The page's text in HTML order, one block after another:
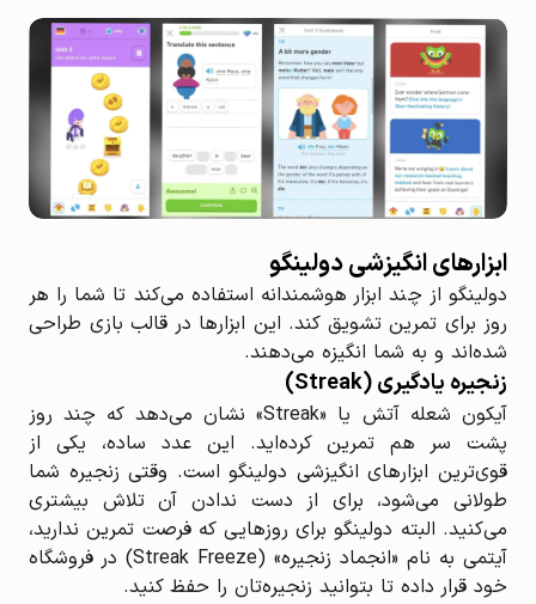
ابزارهای انگیزشی دولینگو
دولینگو از چند ابزار هوشمندانه استفاده می‌کند تا شما را هر
روز برای تمرین تشویق کند. این ابزارها در قالب بازی طراحی
شده‌اند و به شما انگیزه می‌دهند.
زنجیره یادگیری (Streak)
آیکون شعله آتش یا «Streak» نشان می‌دهد که چند روز
پشت سر هم تمرین کرده‌اید. این عدد ساده، یکی از
قوی‌ترین ابزارهای انگیزشی دولینگو است. وقتی زنجیره شما
طولانی می‌شود، برای از دست ندادن آن تلاش بیشتری
می‌کنید. البته دولینگو برای روزهایی که فرصت تمرین ندارید،
آیتمی به نام «انجماد زنجیره» (Streak Freeze) در فروشگاه
خود قرار داده تا بتوانید زنجیره‌تان را حفظ کنید.